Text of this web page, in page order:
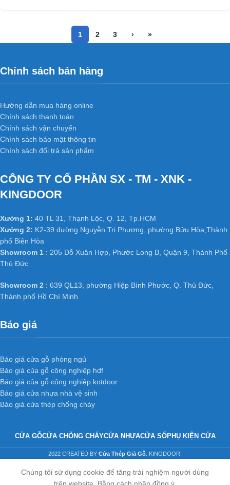
1 2 3 › »
Chính sách bán hàng
Hướng dẫn mua hàng online
Chính sách thanh toán
Chính sách vận chuyển
Chính sách bảo mật thông tin
Chính sách đổi trả sản phẩm
CÔNG TY CỔ PHẦN SX - TM - XNK -
KINGDOOR
Xưởng 1: 40 TL 31, Thạnh Lộc, Q. 12, Tp.HCM
Xưởng 2: K2-39 đường Nguyễn Tri Phương, phường Bửu Hòa,Thành
phố Biên Hòa
Showroom 1 : 205 Đỗ Xuân Hợp, Phước Long B, Quận 9, Thành Phố
Thủ Đức
Showroom 2 : 639 QL13, phường Hiệp Bình Phước, Q. Thủ Đức,
Thành phố Hồ Chí Minh
Báo giá
Báo giá cửa gỗ phòng ngủ
Báo giá của gỗ công nghiệp hdf
Báo giá của gỗ công nghiệp kotdoor
Báo giá cửa nhựa nhà vệ sinh
Báo giá cửa thép chống cháy
CỬA GỖCỬA CHỐNG CHÁYCỬA NHỰACỬA SỔPHỤ KIỆN CỬA
2022 CREATED BY Cửa Thép Giả Gỗ . KINGDOOR.
Chúng tôi sử dụng cookie để tăng trải nghiệm người dùng